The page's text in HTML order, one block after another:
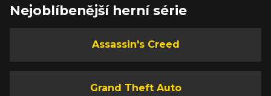
Nejoblíbenější herní série
Assassin's Creed
Grand Theft Auto